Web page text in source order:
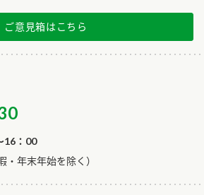
ご意見箱はこちら
16：00
・年末年始を除く）